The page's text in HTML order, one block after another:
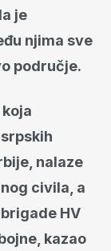
je
njima sve
područje.
nalaze
civila, a
HV
kazao